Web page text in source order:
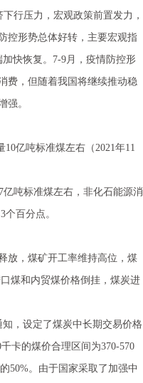
行压力，宏观政策前置发力，
控形势总体好转，主要宏观指
快恢复。7-9月，疫情防控形
费，但随着我国将继续推动稳
强。
亿吨标准煤左右（2021年11
吨标准煤左右，非化石能源消
百分点。
，煤矿开工率维持高位，煤
煤和内贸煤价格倒挂，煤炭进
，设定了煤炭中长期交易价格
卡的煤价合理区间为370-570
50%。由于国家采取了加强中